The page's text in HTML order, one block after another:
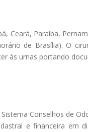
Ceará, Paraíba,
de Brasília). O
às urnas portando
Conselhos de
e financeira em